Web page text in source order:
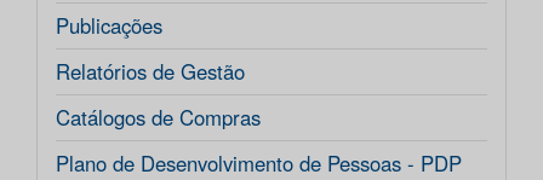
Publicações
Relatórios de Gestão
Catálogos de Compras
Plano de Desenvolvimento de Pessoas - PDP